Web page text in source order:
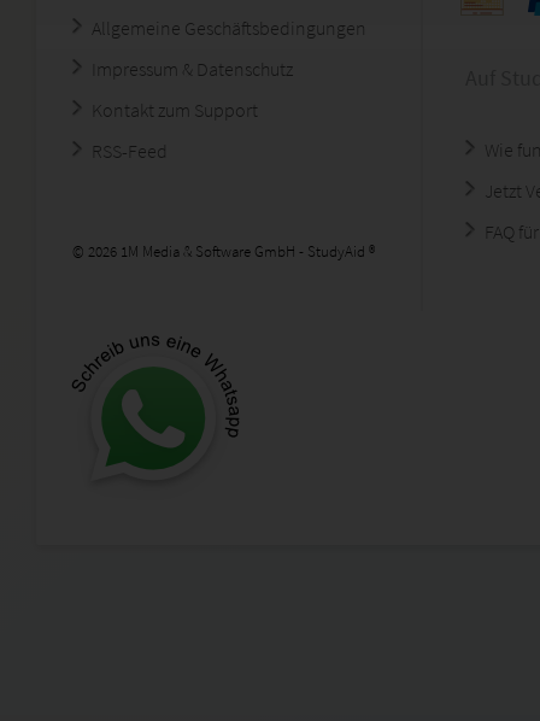
Allgemeine Geschäftsbedingungen
Impressum & Datenschutz
Kontakt zum Support
RSS-Feed
© 2026 1M Media & Software GmbH - StudyAid ®
Wie
Jetzt
FAQ